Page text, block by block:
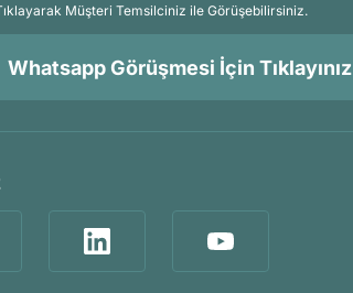
Müşteri Temsilciniz ile Görüşebilirsiniz.
Whatsapp Görüşmesi İçin Tıklayınız